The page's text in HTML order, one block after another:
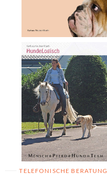
TELEFONISCHE BERATUNG